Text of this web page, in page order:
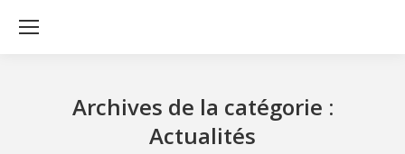
Archives de la catégorie :
Actualités